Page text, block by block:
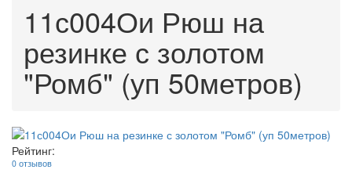
11с004Ои Рюш на
резинке с золотом
"Ромб" (уп 50метров)
Рейтинг:
0 отзывов